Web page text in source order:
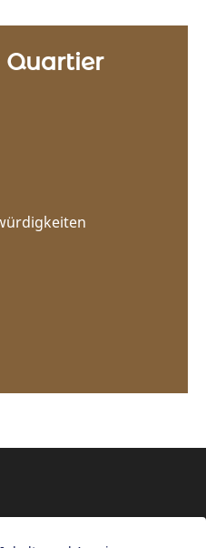
Quartier